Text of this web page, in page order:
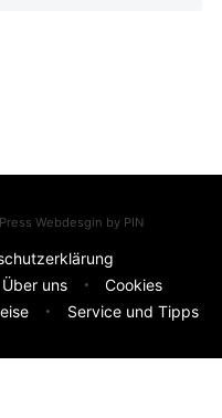
Webdesgin by PIN
Über uns
Cookies
Service und Tipps